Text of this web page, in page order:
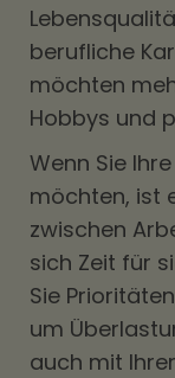
berufliche
möchten
Hobbys und
Wenn Sie
möchten, ist
zwischen
sich Zeit für
Sie
um
auch mit